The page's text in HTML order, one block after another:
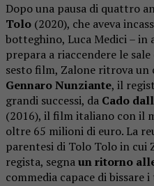
Dopo una pausa di quattro
Tolo (2020), che aveva
botteghino, Luca Medici – in
prepara a riaccendere le
sesto film, Zalone ritrova
Gennaro Nunziante, il
grandi successi, da Cado
(2016), il film italiano con il
oltre 65 milioni di euro. La
parentesi di Tolo Toloin cui
regista, segnaun ritorno
commedia capace di bissare